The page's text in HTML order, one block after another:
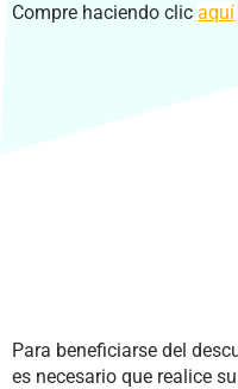
Compre haciendo clic aquí
Para beneficiarse del
es necesario que realice